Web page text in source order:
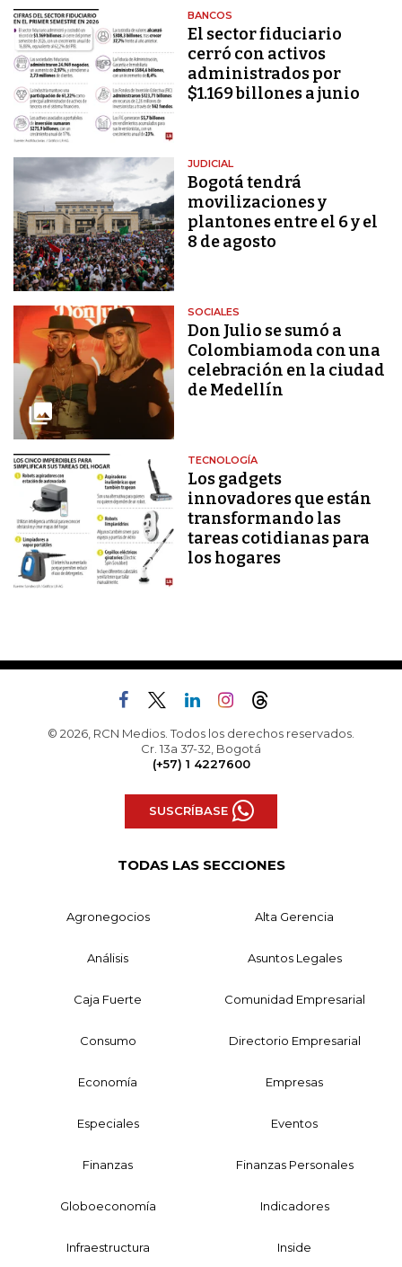
BANCOS
El sector fiduciario
cerró con activos
administrados por
$1.169 billones a junio
JUDICIAL
Bogotá tendrá
movilizaciones y
plantones entre el 6 y el
8 de agosto
SOCIALES
Don Julio se sumó a
Colombiamoda con una
celebración en la ciudad
de Medellín
TECNOLOGÍA
Los gadgets
innovadores que están
transformando las
tareas cotidianas para
los hogares
© 2026, RCN Medios. Todos los derechos reservados.
Cr. 13a 37-32, Bogotá
(+57) 1 4227600
SUSCRÍBASE
TODAS LAS SECCIONES
Agronegocios Alta Gerencia
Análisis Asuntos Legales
Caja Fuerte Comunidad Empresarial
Consumo Directorio Empresarial
Economía Empresas
Especiales Eventos
Finanzas Finanzas Personales
Globoeconomía Indicadores
Infraestructura Inside